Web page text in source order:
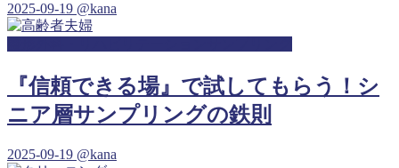
2025-09-19 @kana
『信頼できる場』で試してもらう！シ
ニア層サンプリングの鉄則
2025-09-19 @kana